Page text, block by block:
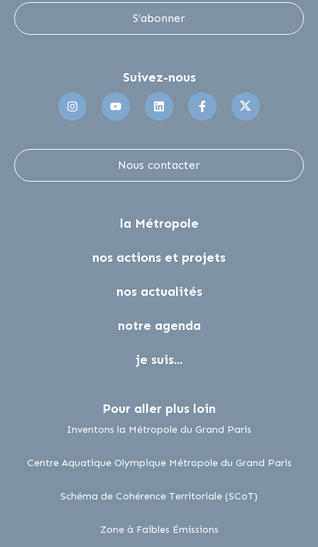
S’abonner
Suivez-nous
Suivez-nous sur Instagram
Suivez-nous sur Youtube
Suivez-nous sur Linkedin
Suivez-nous sur
Nous contacter
la Métropole
nos actions et projets
nos actualités
notre agenda
je suis...
Pour aller plus loin
Inventons la Métropole du Grand Paris
Centre Aquatique Olympique Métropole du Grand Parislien
Schéma de Cohérence Territoriale (SCoT)
Zone à Faibles Émissionslien externe